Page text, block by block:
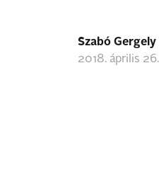
Szabó
2018. április 26.